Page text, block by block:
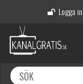
Logga in